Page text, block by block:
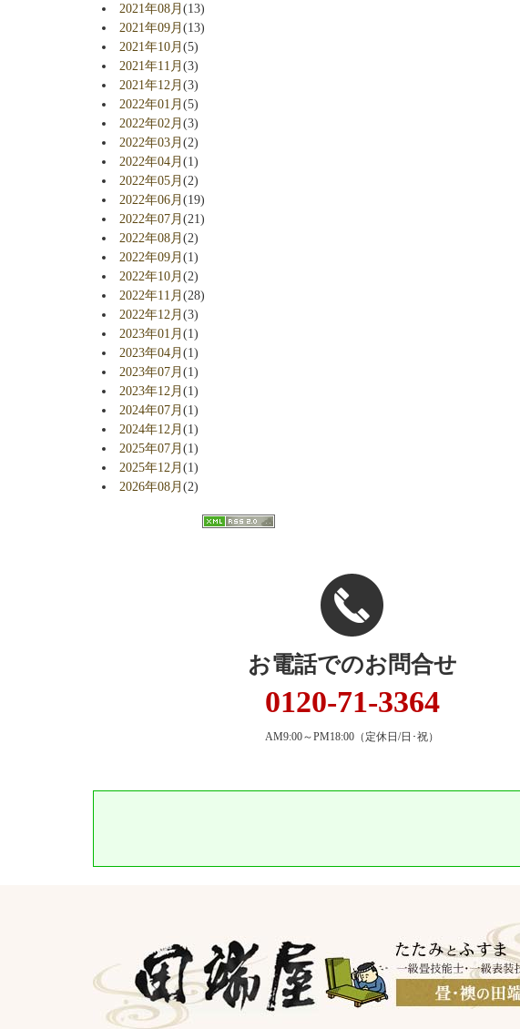
2021年08月(13)
2021年09月(13)
2021年10月(5)
2021年11月(3)
2021年12月(3)
2022年01月(5)
2022年02月(3)
2022年03月(2)
2022年04月(1)
2022年05月(2)
2022年06月(19)
2022年07月(21)
2022年08月(2)
2022年09月(1)
2022年10月(2)
2022年11月(28)
2022年12月(3)
2023年01月(1)
2023年04月(1)
2023年07月(1)
2023年12月(1)
2024年07月(1)
2024年12月(1)
2025年07月(1)
2025年12月(1)
2026年08月(2)
お電話でのお問合せ
0120-71-3364
AM9:00～PM18:00 （定休日/日･祝）